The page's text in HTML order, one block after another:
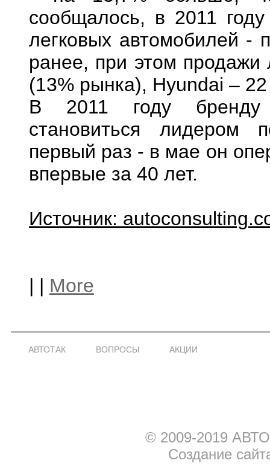
сообщалось, в 2011
легковых автомобилей -
ранее, при этом продажи
(13% рынка), Hyundai – 22
В 2011 году бренду
становиться лидером
первый раз - в мае он
впервые за 40 лет.
Источник: autoconsulting.
| | More
АВТОТАК ВОПРОСЫ АКЦИИ
© 2009-2019
Создание